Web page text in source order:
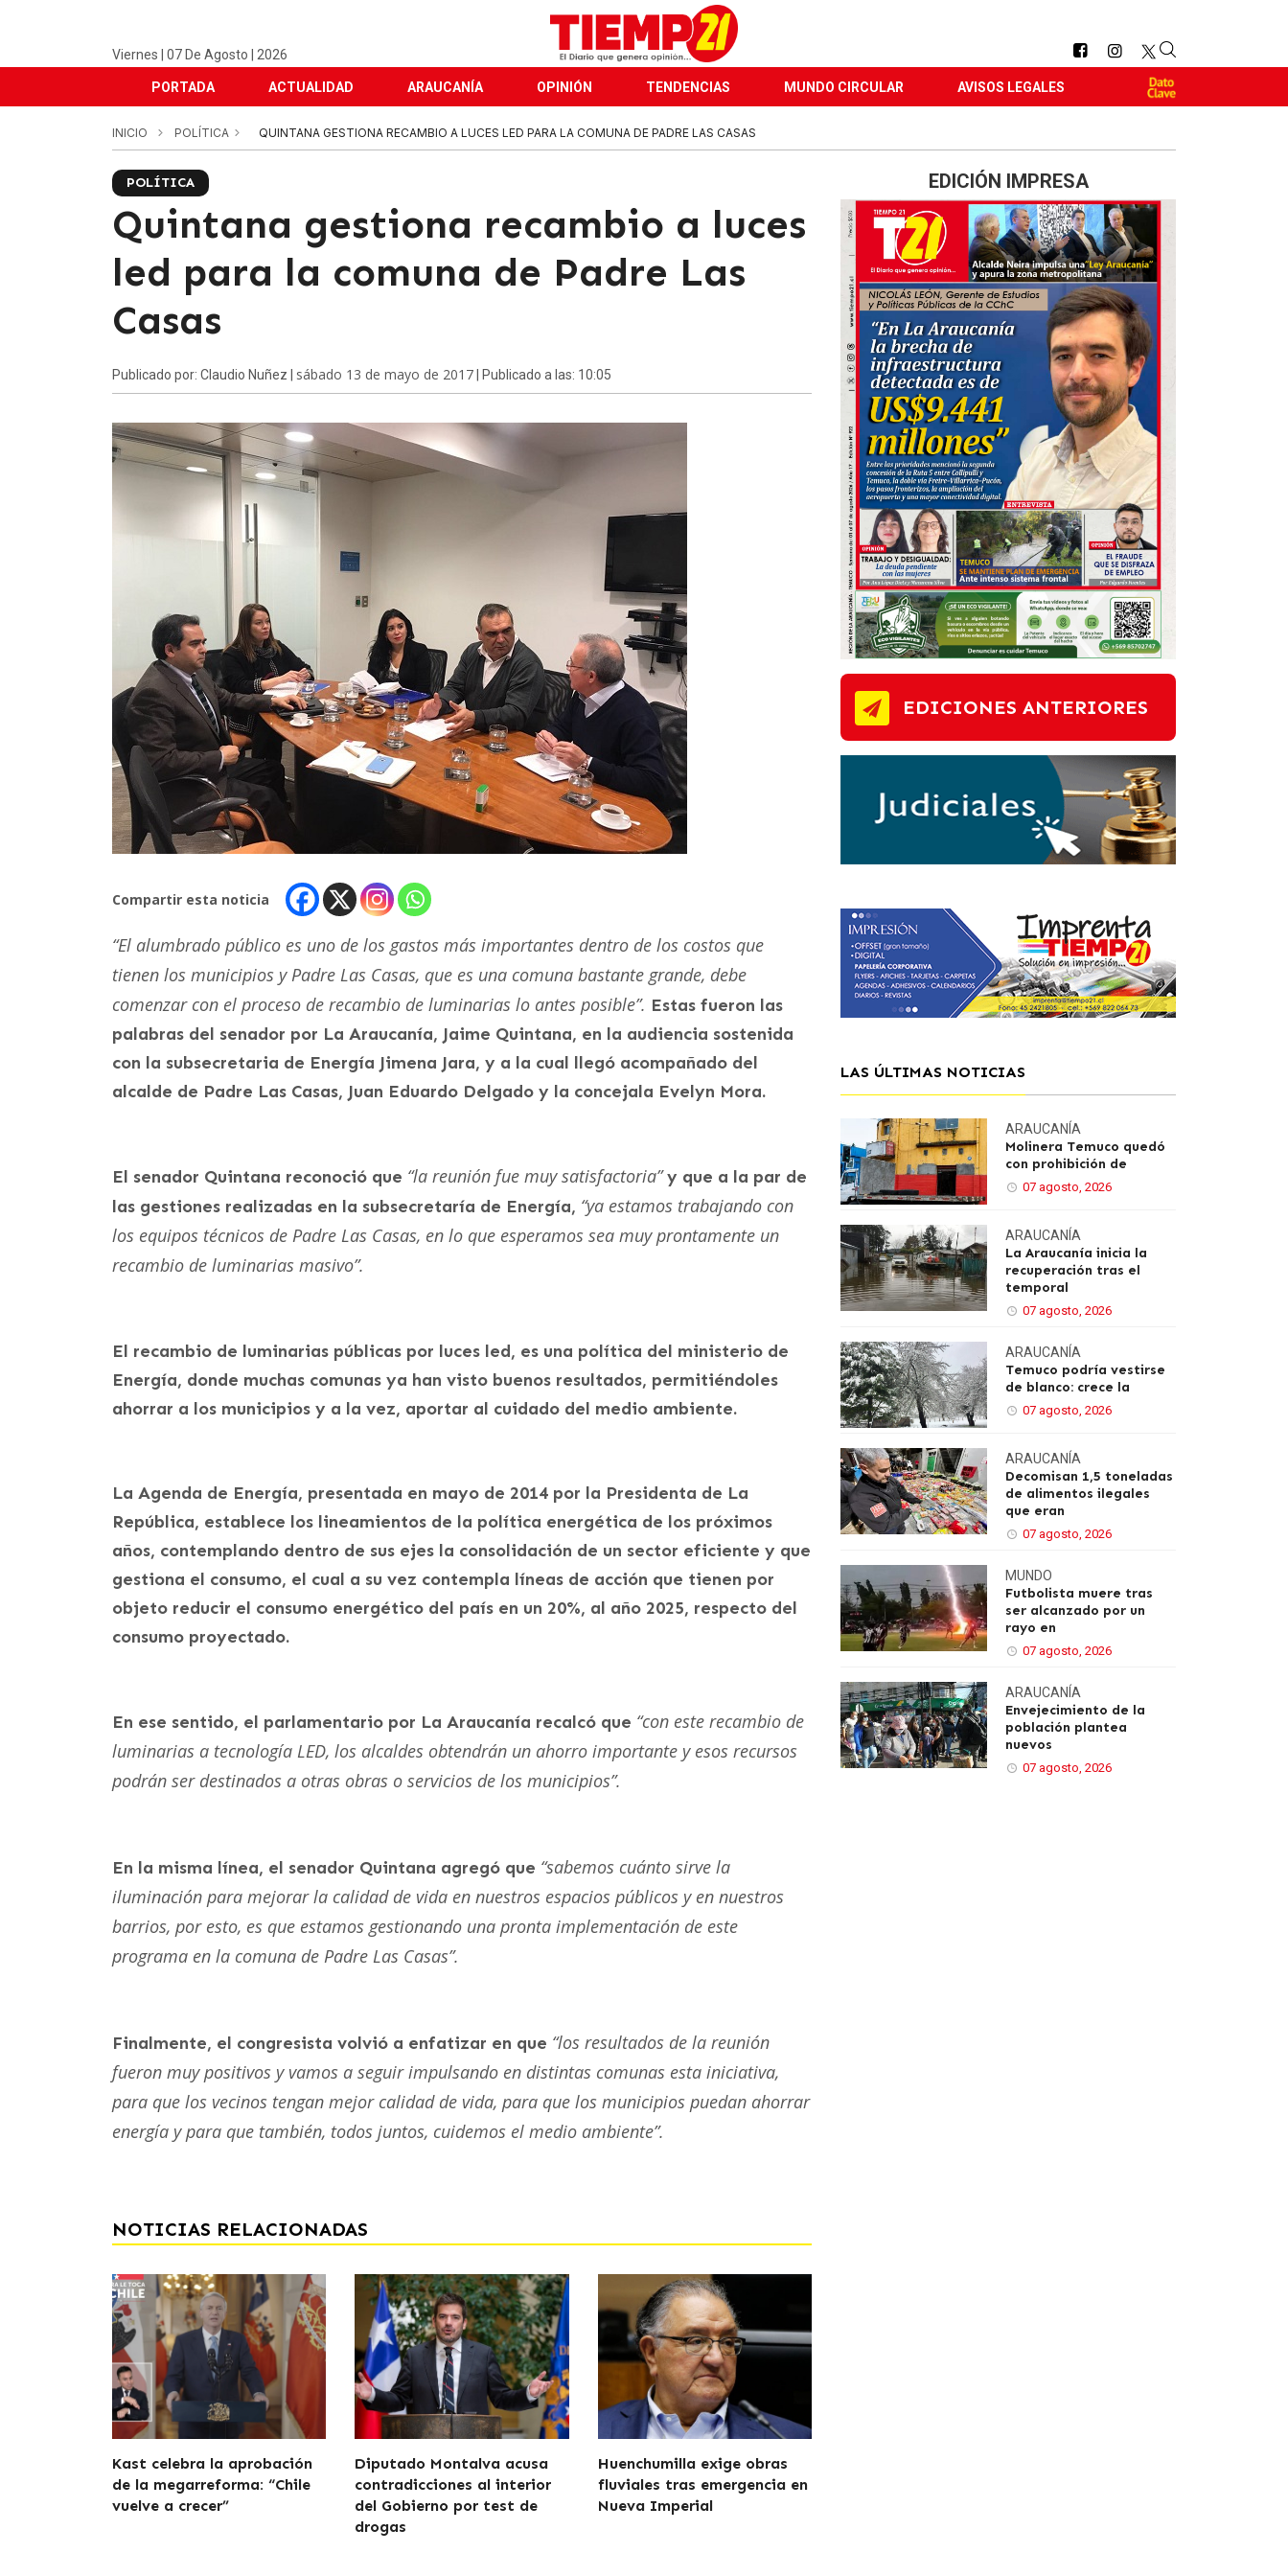
Viernes | 07 De Agosto | 2026
PORTADA ACTUALIDAD ARAUCANÍA OPINIÓN TENDENCIAS MUNDO CIRCULAR AVISOS LEGALES
INICIO POLÍTICA QUINTANA GESTIONA RECAMBIO A LUCES LED PARA LA COMUNA DE PADRE LAS CASAS
POLÍTICA
Quintana gestiona recambio a luces
led para la comuna de Padre Las
Casas
Publicado por: Claudio Nuñez | sábado 13 de mayo de 2017 | Publicado a las: 10:05
Compartir esta noticia
“El alumbrado público es uno de los gastos más importantes dentro de los costos que
tienen los municipios y Padre Las Casas, que es una comuna bastante grande, debe
comenzar con el proceso de recambio de luminarias lo antes posible”. Estas fueron las
palabras del senador por La Araucanía, Jaime Quintana, en la audiencia sostenida
con la subsecretaria de Energía Jimena Jara, y a la cual llegó acompañado del
alcalde de Padre Las Casas, Juan Eduardo Delgado y la concejala Evelyn Mora.
El senador Quintana reconoció que “la reunión fue muy satisfactoria”y que a la par de
las gestiones realizadas en la subsecretaría de Energía, “ya estamos trabajando con
los equipos técnicos de Padre Las Casas, en lo que esperamos sea muy prontamente un
recambio de luminarias masivo”.
El recambio de luminarias públicas por luces led, es una política del ministerio de
Energía, donde muchas comunas ya han visto buenos resultados, permitiéndoles
ahorrar a los municipios y a la vez, aportar al cuidado del medio ambiente.
La Agenda de Energía, presentada en mayo de 2014 por la Presidenta de La
República, establece los lineamientos de la política energética de los próximos
años, contemplando dentro de sus ejes la consolidación de un sector eficiente y que
gestiona el consumo, el cual a su vez contempla líneas de acción que tienen por
objeto reducir el consumo energético del país en un 20%, al año 2025, respecto del
consumo proyectado.
En ese sentido, el parlamentario por La Araucanía recalcó que “con este recambio de
luminarias a tecnología LED, los alcaldes obtendrán un ahorro importante y esos recursos
podrán ser destinados a otras obras o servicios de los municipios”.
En la misma línea, el senador Quintana agregó que “sabemos cuánto sirve la
iluminación para mejorar la calidad de vida en nuestros espacios públicos y en nuestros
barrios, por esto, es que estamos gestionando una pronta implementación de este
programa en la comuna de Padre Las Casas”.
Finalmente, el congresista volvió a enfatizar en que “los resultados de la reunión
fueron muy positivos y vamos a seguir impulsando en distintas comunas esta iniciativa,
para que los vecinos tengan mejor calidad de vida, para que los municipios puedan ahorrar
energía y para que también, todos juntos, cuidemos el medio ambiente”.
NOTICIAS RELACIONADAS
Kast celebra la aprobación
de la megarreforma: “Chile
vuelve a crecer”
Diputado Montalva acusa
contradicciones al interior
del Gobierno por test de
drogas
Huenchumilla exige obras
fluviales tras emergencia en
Nueva Imperial
EDICIÓN IMPRESA
EDICIONES ANTERIORES
LAS ÚLTIMAS NOTICIAS
ARAUCANÍA
Molinera Temuco quedó
con prohibición de
07 agosto, 2026
ARAUCANÍA
La Araucanía inicia la
recuperación tras el
temporal
07 agosto, 2026
ARAUCANÍA
Temuco podría vestirse
de blanco: crece la
07 agosto, 2026
ARAUCANÍA
Decomisan 1,5 toneladas
de alimentos ilegales
que eran
07 agosto, 2026
MUNDO
Futbolista muere tras
ser alcanzado por un
rayo en
07 agosto, 2026
ARAUCANÍA
Envejecimiento de la
población plantea
nuevos
07 agosto, 2026